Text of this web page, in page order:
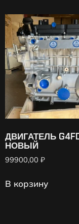
ДВИГАТЕЛЬ
НОВЫЙ
99900,00 ₽
В корзину